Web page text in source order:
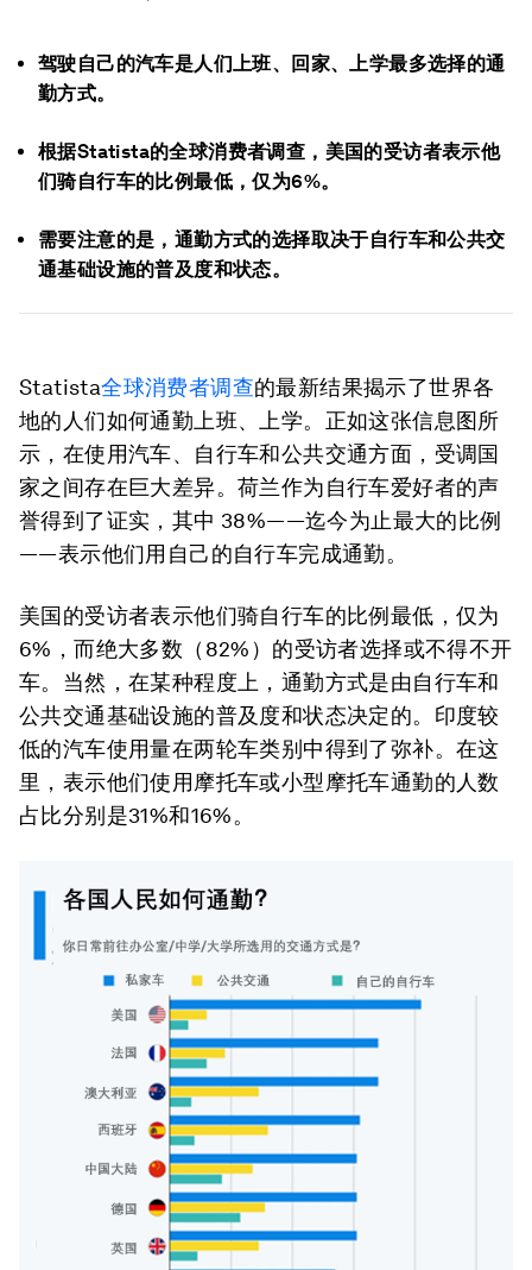
驾驶自己的汽车是人们上班、回家、上学最多选择的通
勤方式。
根据Statista的全球消费者调查，美国的受访者表示他
们骑自行车的比例最低，仅为6%。
需要注意的是，通勤方式的选择取决于自行车和公共交
通基础设施的普及度和状态。
Statista全球消费者调查的最新结果揭示了世界各
地的人们如何通勤上班、上学。正如这张信息图所
示，在使用汽车、自行车和公共交通方面，受调国
家之间存在巨大差异。荷兰作为自行车爱好者的声
誉得到了证实，其中 38%——迄今为止最大的比例
——表示他们用自己的自行车完成通勤。
美国的受访者表示他们骑自行车的比例最低，仅为
6%，而绝大多数（82%）的受访者选择或不得不开
车。当然，在某种程度上，通勤方式是由自行车和
公共交通基础设施的普及度和状态决定的。印度较
低的汽车使用量在两轮车类别中得到了弥补。在这
里，表示他们使用摩托车或小型摩托车通勤的人数
占比分别是31%和16%。